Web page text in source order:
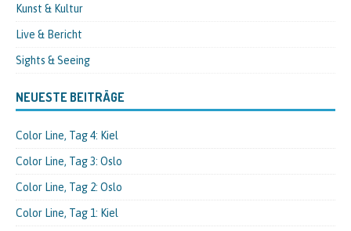
Kunst & Kultur
Live & Bericht
Sights & Seeing
NEUESTE BEITRÄGE
Color Line, Tag 4: Kiel
Color Line, Tag 3: Oslo
Color Line, Tag 2: Oslo
Color Line, Tag 1: Kiel